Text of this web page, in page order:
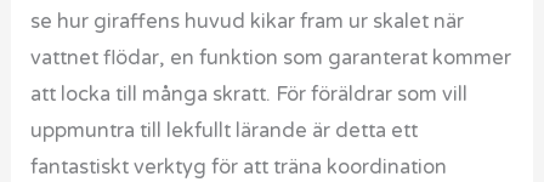
se hur giraffens huvud kikar fram ur skalet när
vattnet flödar, en funktion som garanterat kommer
att locka till många skratt. För föräldrar som vill
uppmuntra till lekfullt lärande är detta ett
fantastiskt verktyg för att träna koordination